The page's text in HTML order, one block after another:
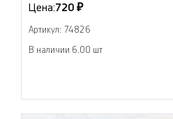
Цена:720 ₽
Артикул: 74826
В наличии 6.00 шт